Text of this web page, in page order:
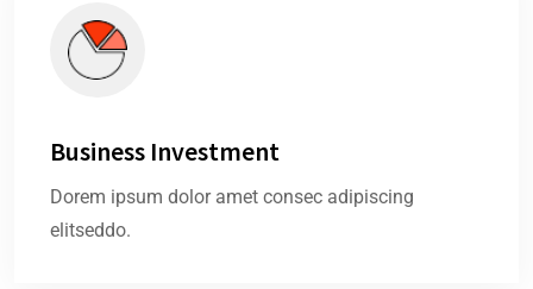
Business Investment
Dorem ipsum dolor amet consec adipiscing
elitseddo.